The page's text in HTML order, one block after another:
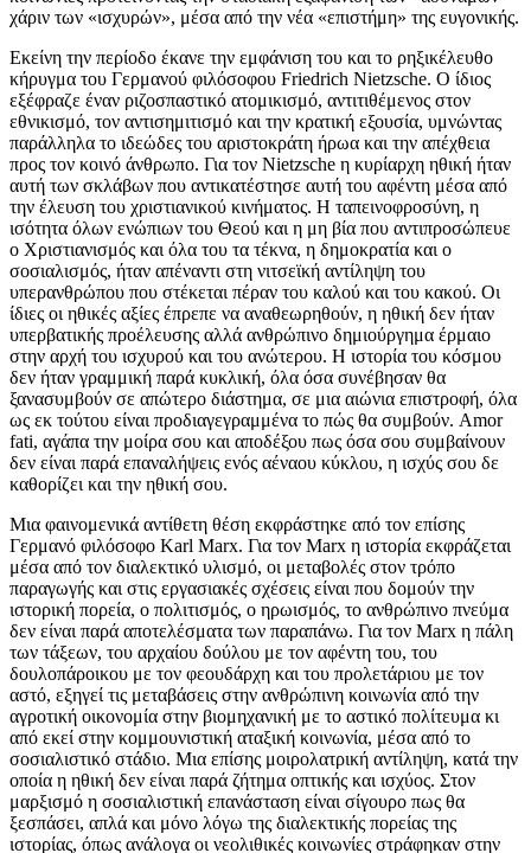
χάριν των «ισχυρών», μέσα από την νέα «επιστήμη» της ευγονικής.
Εκείνη την περίοδο έκανε την εμφάνιση του και το ρηξικέλευθο
κήρυγμα του Γερμανού φιλόσοφου Friedrich Nietzsche. Ο ίδιος
εξέφραζε έναν ριζοσπαστικό ατομικισμό, αντιτιθέμενος στον
εθνικισμό, τον αντισημιτισμό και την κρατική εξουσία, υμνώντας
παράλληλα το ιδεώδες του αριστοκράτη ήρωα και την απέχθεια
προς τον κοινό άνθρωπο. Για τον Nietzsche η κυρίαρχη ηθική ήταν
αυτή των σκλάβων που αντικατέστησε αυτή του αφέντη μέσα από
την έλευση του χριστιανικού κινήματος. Η ταπεινοφροσύνη, η
ισότητα όλων ενώπιων του Θεού και η μη βία που αντιπροσώπευε
ο Χριστιανισμός και όλα του τα τέκνα, η δημοκρατία και ο
σοσιαλισμός, ήταν απέναντι στη νιτσεϊκή αντίληψη του
υπερανθρώπου που στέκεται πέραν του καλού και του κακού. Οι
ίδιες οι ηθικές αξίες έπρεπε να αναθεωρηθούν, η ηθική δεν ήταν
υπερβατικής προέλευσης αλλά ανθρώπινο δημιούργημα έρμαιο
στην αρχή του ισχυρού και του ανώτερου. Η ιστορία του κόσμου
δεν ήταν γραμμική παρά κυκλική, όλα όσα συνέβησαν θα
ξανασυμβούν σε απώτερο διάστημα, σε μια αιώνια επιστροφή, όλα
ως εκ τούτου είναι προδιαγεγραμμένα το πώς θα συμβούν. Amor
fati, αγάπα την μοίρα σου και αποδέξου πως όσα σου συμβαίνουν
δεν είναι παρά επαναλήψεις ενός αέναου κύκλου, η ισχύς σου δε
καθορίζει και την ηθική σου.
Μια φαινομενικά αντίθετη θέση εκφράστηκε από τον επίσης
Γερμανό φιλόσοφο Karl Marx. Για τον Marx η ιστορία εκφράζεται
μέσα από τον διαλεκτικό υλισμό, οι μεταβολές στον τρόπο
παραγωγής και στις εργασιακές σχέσεις είναι που δομούν την
ιστορική πορεία, ο πολιτισμός, ο ηρωισμός, το ανθρώπινο πνεύμα
δεν είναι παρά αποτελέσματα των παραπάνω. Για τον Marx η πάλη
των τάξεων, του αρχαίου δούλου με τον αφέντη του, του
δουλοπάροικου με τον φεουδάρχη και του προλετάριου με τον
αστό, εξηγεί τις μεταβάσεις στην ανθρώπινη κοινωνία από την
αγροτική οικονομία στην βιομηχανική με το αστικό πολίτευμα κι
από εκεί στην κομμουνιστική αταξική κοινωνία, μέσα από το
σοσιαλιστικό στάδιο. Μια επίσης μοιρολατρική αντίληψη, κατά την
οποία η ηθική δεν είναι παρά ζήτημα οπτικής και ισχύος. Στον
μαρξισμό η σοσιαλιστική επανάσταση είναι σίγουρο πως θα
ξεσπάσει, απλά και μόνο λόγω της διαλεκτικής πορείας της
ιστορίας, όπως ανάλογα οι νεολιθικές κοινωνίες στράφηκαν στην